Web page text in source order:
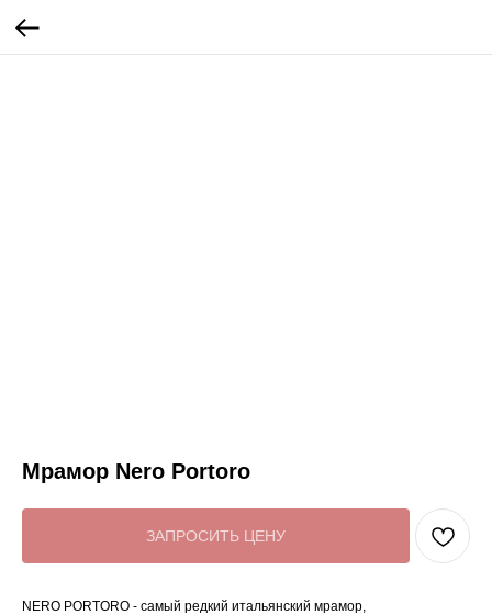
Мрамор Nero Portoro
ЗАПРОСИТЬ ЦЕНУ
NERO PORTORO - самый редкий итальянский мрамор,